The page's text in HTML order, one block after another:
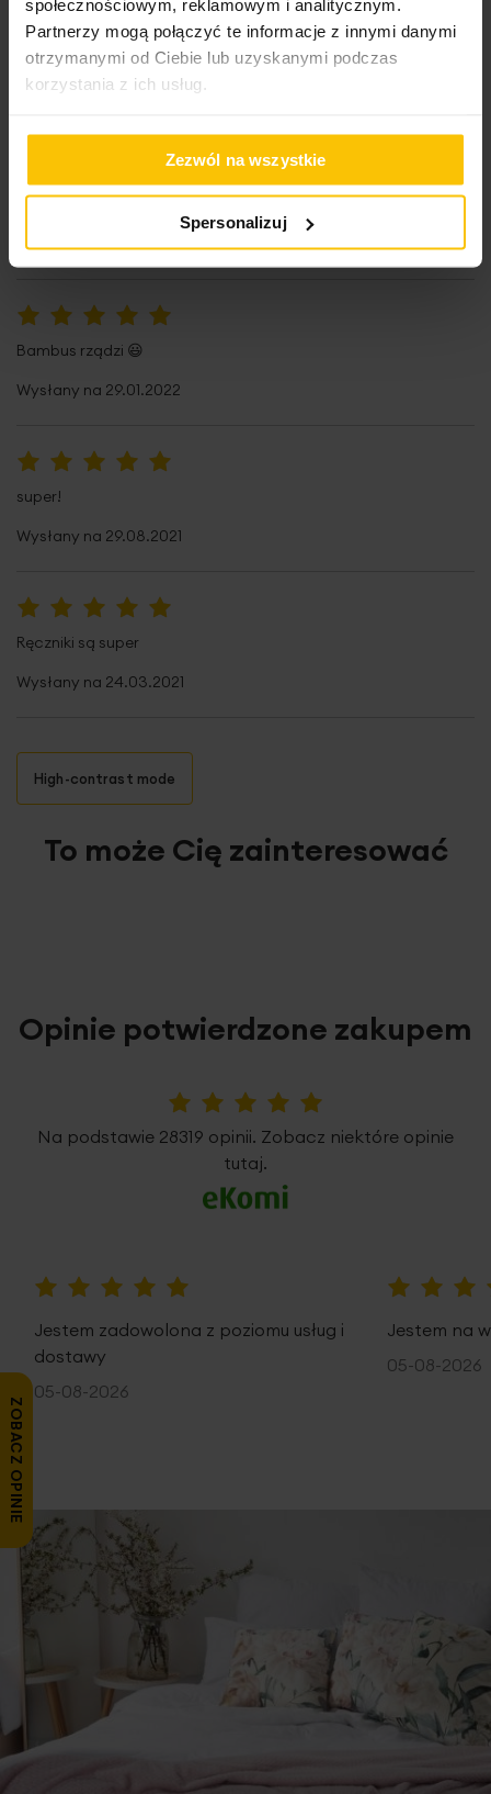
społecznościowym, reklamowym i analitycznym.
Partnerzy mogą połączyć te informacje z innymi danymi
otrzymanymi od Ciebie lub uzyskanymi podczas
korzystania z ich usług.
Zezwól na wszystkie
Spersonalizuj
100%
Piękne soczyste kolory ręczników
Wysłany na 15.05.2022
Można złożyć zamówienie telefonicznie, wszystko ustalić,
doradztwo
Wysłany na11.04.2022
Bambus rządzi 😃
Wysłany na 29.01.2022
super!
Wysłany na 29.08.2021
Ręczniki są super
Wysłany na 24.03.2021
High-contrast mode
To może Cię zainteresować
Opinie potwierdzone zakupem
Na podstawie 28319 opinii. Zobacz niektóre opinie
tutaj.
Jestem zadowolona z poziomu usług i
dostawy
05-08-2026
Jestem na
05-08-2026
ZOBACZ OPINIE